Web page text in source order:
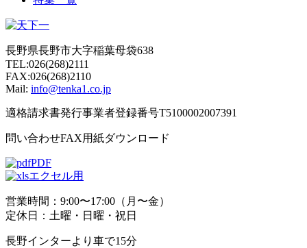
長野県長野市大字稲葉母袋638
TEL:026(268)2111
FAX:026(268)2110
Mail: info@tenka1.co.jp
適格請求書発行事業者登録番号T5100002007391
問い合わせFAX用紙ダウンロード
PDF
エクセル用
営業時間：9:00〜17:00（月〜金）
定休日：土曜・日曜・祝日
長野インターより車で15分